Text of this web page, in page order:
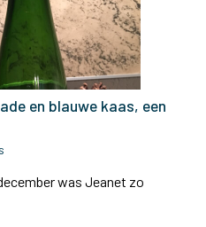
en blauwe kaas, een
was Jeanet zo